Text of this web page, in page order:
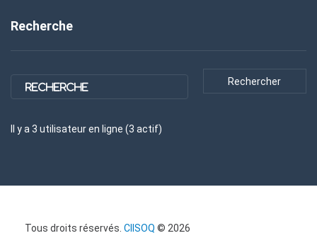
Recherche
Il y a 3 utilisateuren ligne (3 actif)
Tous droits réservés. CIISOQ © 2026